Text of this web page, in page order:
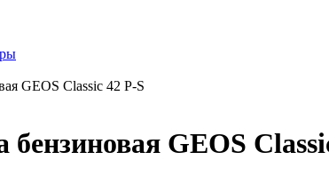
GEOS Classic 42 P-S
бензиновая GEOS